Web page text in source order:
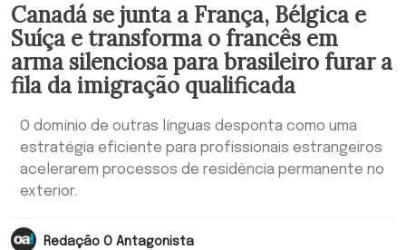
Canadá se junta a França, Bélgica e
Suíça e transforma o francês em
arma silenciosa para brasileiro furar a
fila da imigração qualificada
O domínio de outras línguas desponta como uma
estratégia eficiente para profissionais estrangeiros
acelerarem processos de residência permanente no
exterior.
Redação O Antagonista